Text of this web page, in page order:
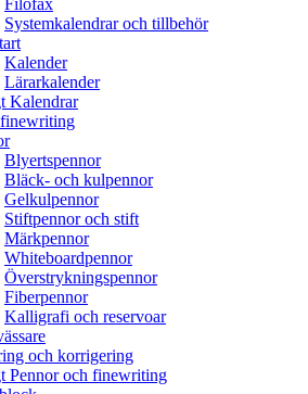
Filofax
Systemkalendrar och tillbehör
Kalender
Lärarkalender
Kalendrar
Blyertspennor
Bläck- och kulpennor
Gelkulpennor
Stiftpennor och stift
Märkpennor
Whiteboardpennor
Överstrykningspennor
Fiberpennor
Kalligrafi och reservoar
och korrigering
Pennor och finewriting